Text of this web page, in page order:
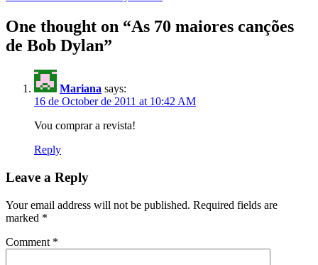
One thought on “As 70 maiores canções
de Bob Dylan”
Mariana says:
16 de October de 2011 at 10:42 AM
Vou comprar a revista!
Reply
Leave a Reply
Your email address will not be published. Required fields are
marked *
Comment *